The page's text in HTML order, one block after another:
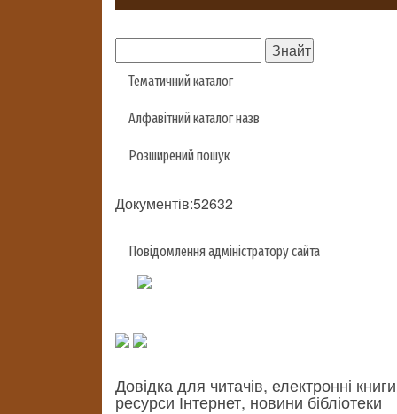
Тематичний каталог
Алфавітний каталог назв
Розширений пошук
Документів:52632
Повідомлення адміністратору сайта
Довідка для читачів, електронні
ресурси Інтернет, новини бібліотеки